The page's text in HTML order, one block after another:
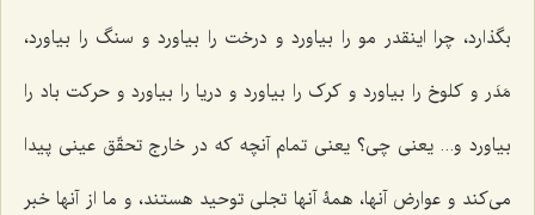
بگذارد، چرا اینقدر مو را بیاورد و درخت را بیاورد و سنگ را بیاورد،
مَدَر و کلوخ را بیاورد و کرک را بیاورد و دریا را بیاورد و حرکت باد را
بیاورد و... یعنی چی؟ یعنی تمام آنچه که در خارج تحقّق عینی پیدا
می‌کند و عوارض آنها، همۀ آنها تجلی توحید هستند، و ما از آنها خبر